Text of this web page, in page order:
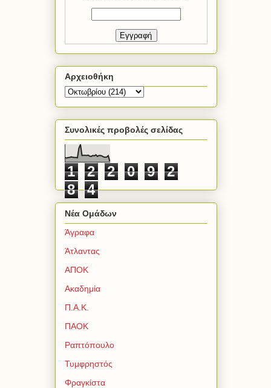
Αρχειοθήκη
Συνολικές προβολές σελίδας
1 2 2 0 9
2
8
4
Νέα Ομάδων
Άγραφα
Άτλαντας
ΑΠΟΚ
Ακαδημία
Π.Α.Κ.
ΠΑΟΚ
Ραπτόπουλο
Τυμφρηστός
Φραγκίστα